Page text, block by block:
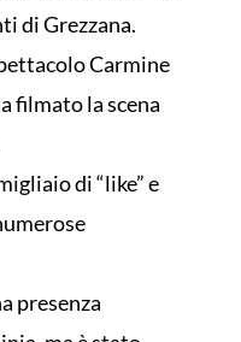
di Grezzana.
Carmine
filmato la scena
di “like” e
presenza